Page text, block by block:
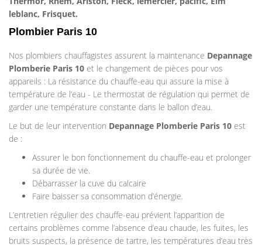
leblanc, Frisquet.
Plombier Paris 10
Nos plombiers chauffagistes assurent la maintenance Depannage
Plomberie Paris 10 et le changement de pièces pour vos
appareils : La résistance du chauffe-eau qui assure la mise à
température de l’eau - Le thermostat de régulation qui permet de
garder une température constante dans le ballon d’eau.
Le but de leur intervention Depannage Plomberie Paris 10 est
de :
Assurer le bon fonctionnement du chauffe-eau et prolonger
sa durée de vie.
Débarrasser la cuve du calcaire
Faire baisser sa consommation d’énergie.
L’entretien régulier des chauffe-eau prévient l’apparition de
certains problèmes comme l’absence d’eau chaude, les fuites, les
bruits suspects, la présence de tartre, les températures d’eau très